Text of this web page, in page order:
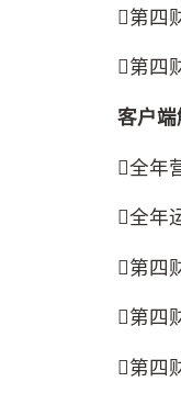
第四
第四
客户端
全年
全年
第四
第四
第四